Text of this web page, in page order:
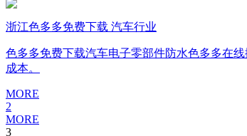
浙江色多多免费下载 汽车行业
色多多免费下载汽车电子零部件防水色多多在线
成本。
MORE
2
MORE
3